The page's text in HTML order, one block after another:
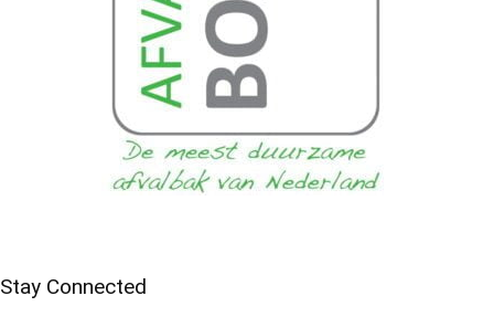
Stay Connected